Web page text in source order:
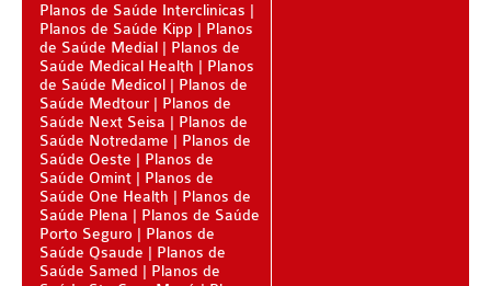
BIOVIDA PLANO DE SAÚDE SÊNIOR
BLUE MED PLANO DE SAÚDE SÊNIOR
CUIDAR ME PLANO DE SAÚDE SÊNIOR
GNDI PLANO DE SAÚDE SÊNIOR
GARANTIA GS PLANO DE SAÚDE SÊNIOR
GREENLINE PLANO DE SAÚDE SÊNIOR
Planos de Saúde Interclinicas
Planos de Saúde Kipp
Planos
de Saúde Medial
Planos de
Saúde Medical Health
Planos
de Saúde Medicol
Planos de
Saúde Medtour
Planos de
Saúde Next Seisa
Planos de
Saúde Notredame
Planos de
Saúde Oeste
Planos de
Saúde Omint
Planos de
Saúde One Health
Planos de
Saúde Plena
Planos de Saúde
Porto Seguro
Planos de
Saúde Qsaude
Planos de
Saúde Samed
Planos de